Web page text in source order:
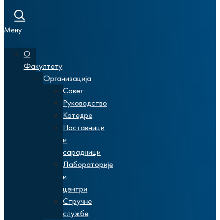
Мену
О
Факултету
Организација
Савет
Руководство
Катедре
Наставници
и
сарадници
Лабораторије
и
центри
Стручне
службе